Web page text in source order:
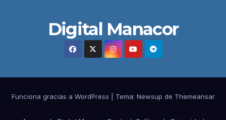
Digital Manacor
Funciona gracias a WordPress Tema: Newsup de Themeansar